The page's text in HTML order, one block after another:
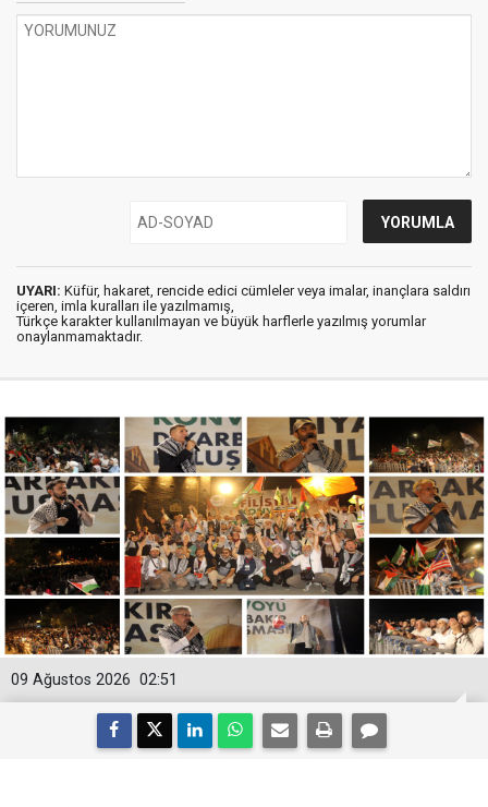
UYARI: Küfür, hakaret, rencide edici cümleler veya imalar, inançlara saldırı
içeren, imla kuralları ile yazılmamış,
Türkçe karakter kullanılmayan ve büyük harflerle yazılmış yorumlar
onaylanmamaktadır.
02:51
09 Ağustos 2026